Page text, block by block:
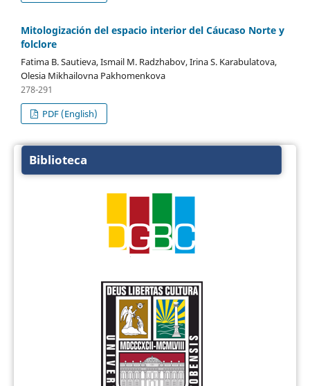
Mitologización del espacio interior del Cáucaso Norte y
folclore
Fatima B. Sautieva, Ismail M. Radzhabov, Irina S. Karabulatova,
Olesia Mikhailovna Pakhomenkova
278-291
PDF (English)
Biblioteca